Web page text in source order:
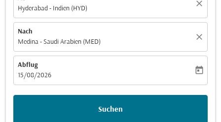
Hyderabad - Indien (HYD)
close
Nach
Medina - Saudi Arabien (MED)
close
Abflug
fc-booking-departure-date-aria-label
15/08/2026
today
Suchen